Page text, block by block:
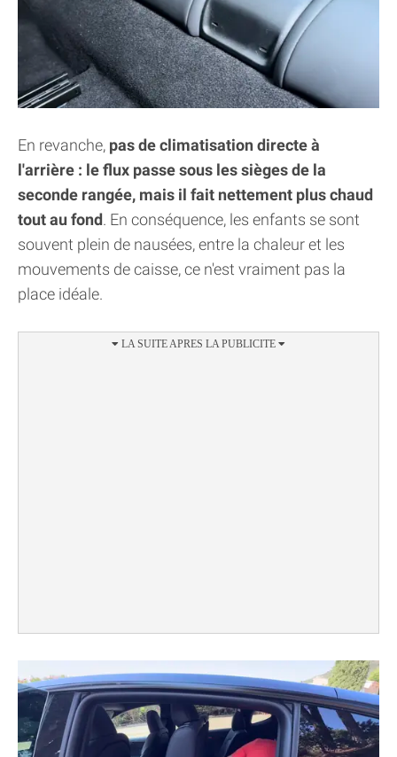
En revanche, pas de climatisation directe à
l'arrière : le flux passe sous les sièges de la
seconde rangée, mais il fait nettement plus chaud
tout au fond. En conséquence, les enfants se sont
souvent plein de nausées, entre la chaleur et les
mouvements de caisse, ce n'est vraiment pas la
place idéale.